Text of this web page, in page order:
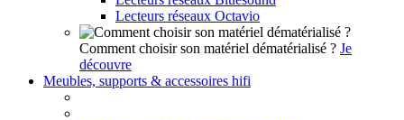
Lecteurs réseaux Octavio
Comment choisir son matériel dématérialisé ? Je
découvre
Meubles, supports & accessoires hifi